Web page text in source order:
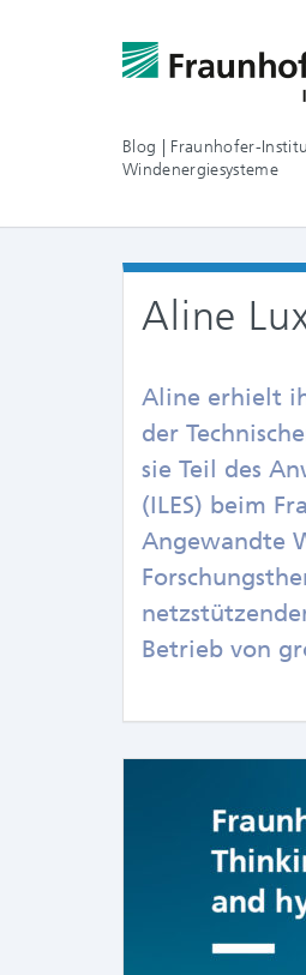
Blog | Fraunhofer-
Windenergiesysteme
Aline
Aline erhielt
der
sie Teil des
(ILES) beim
Angewandte
Betrieb von